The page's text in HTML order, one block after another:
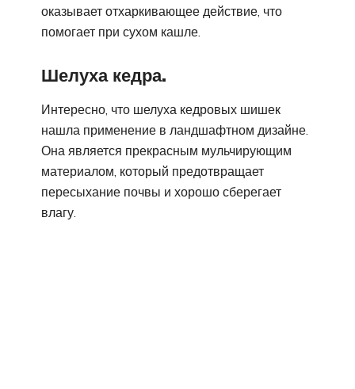
оказывает отхаркивающее действие, что
помогает при сухом кашле.
Шелуха кедра.
Интересно, что шелуха кедровых шишек
нашла применение в ландшафтном дизайне.
Она является прекрасным мульчирующим
материалом, который предотвращает
пересыхание почвы и хорошо сберегает
влагу.